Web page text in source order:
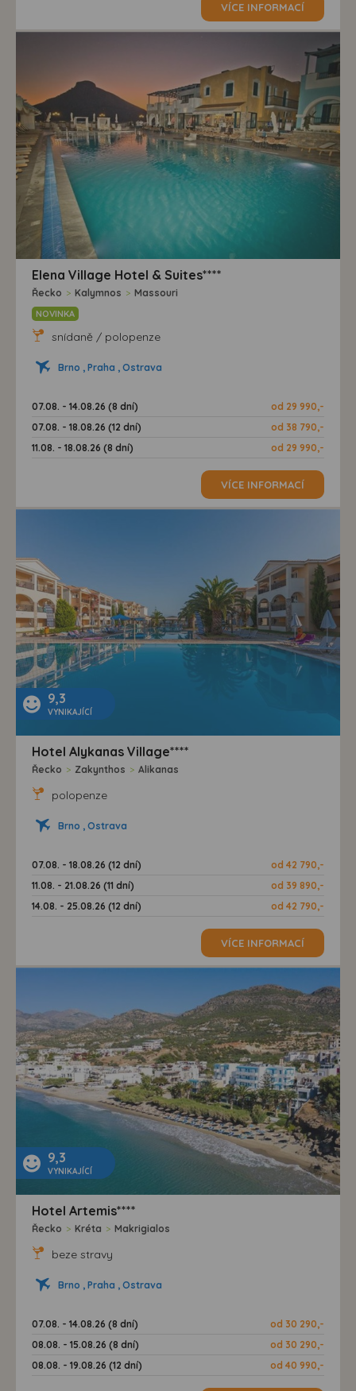
VÍCE INFORMACÍ
Elena Village Hotel & Suites****
Řecko > Kalymnos > Massouri
NOVINKA
snídaně / polopenze
Brno , Praha , Ostrava
07.08. - 14.08.26 (8 dní)
od 29 990,-
07.08. - 18.08.26 (12 dní)
od 38 790,-
11.08. - 18.08.26 (8 dní)
od 29 990,-
VÍCE INFORMACÍ
9,3
VYNIKAJÍCÍ
Hotel Alykanas Village****
Řecko > Zakynthos > Alikanas
polopenze
Brno , Ostrava
07.08. - 18.08.26 (12 dní)
od 42 790,-
11.08. - 21.08.26 (11 dní)
od 39 890,-
14.08. - 25.08.26 (12 dní)
od 42 790,-
VÍCE INFORMACÍ
9,3
VYNIKAJÍCÍ
Hotel Artemis****
Řecko > Kréta > Makrigialos
beze stravy
Brno , Praha , Ostrava
07.08. - 14.08.26 (8 dní)
od 30 290,-
08.08. - 15.08.26 (8 dní)
od 30 290,-
08.08. - 19.08.26 (12 dní)
od 40 990,-